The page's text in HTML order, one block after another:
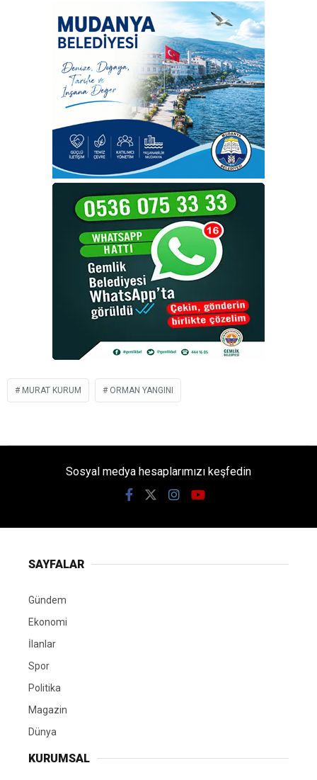
MURAT KURUM ORMAN YANGINI
Sosyal medya hesaplarımızı keşfedin
SAYFALAR
Gündem
Ekonomi
İlanlar
Spor
Politika
Magazin
Dünya
KURUMSAL